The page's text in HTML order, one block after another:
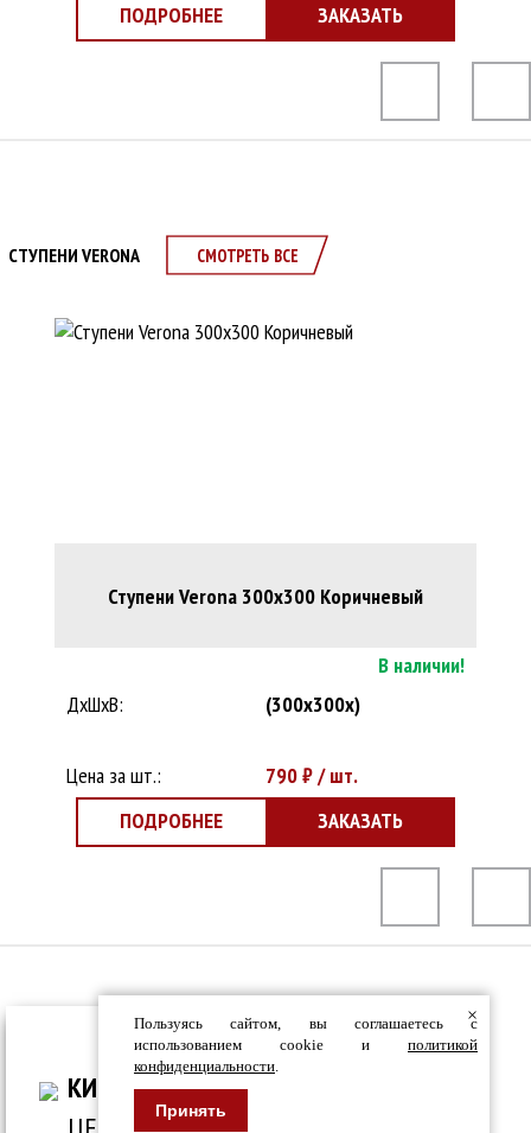
ПОДРОБНЕЕ ЗАКАЗАТЬ
СТУПЕНИ VERONA СМОТРЕТЬ ВСЕ
Ступени Verona 300х300 Коричневый
В наличии!
ДхШхВ:
(300x300x)
Цена за шт.: 790₽ / шт.
ПОДРОБНЕЕ ЗАКАЗАТЬ
×
Пользуясь сайтом, вы соглашаетесь с
использованием cookie и политикой
конфиденциальности.
Принять
КИРПИЧ
ВСЕ ДЛЯ СТРОИТЕЛЬСТВА И ОБЛИЦОВКИ